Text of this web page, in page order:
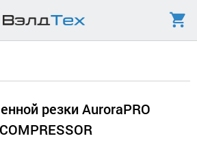
резки AuroraPRO